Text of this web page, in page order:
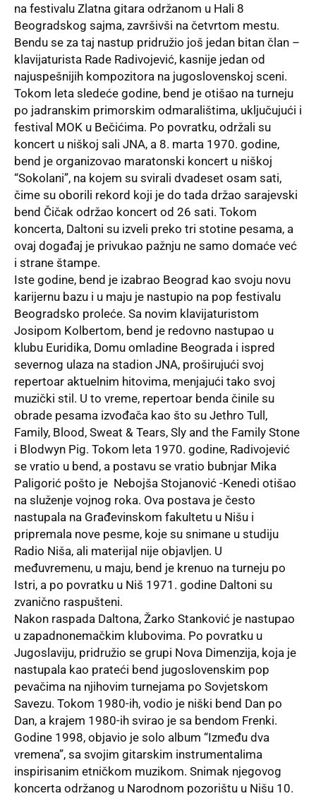
na festivalu Zlatna gitara održanom u Hali 8
Beogradskog sajma, završivši na četvrtom mestu.
Bendu se za taj nastup pridružio još jedan bitan član –
klavijaturista Rade Radivojević, kasnije jedan od
najuspešnijih kompozitora na jugoslovenskoj sceni.
Tokom leta sledeće godine, bend je otišao na turneju
po jadranskim primorskim odmaralištima, uključujući i
festival MOK u Bečićima. Po povratku, održali su
koncert u niškoj sali JNA, a 8. marta 1970. godine,
bend je organizovao maratonski koncert u niškoj
“Sokolani”, na kojem su svirali dvadeset osam sati,
čime su oborili rekord koji je do tada držao sarajevski
bend Čičak održao koncert od 26 sati. Tokom
koncerta, Daltoni su izveli preko tri stotine pesama, a
ovaj događaj je privukao pažnju ne samo domaće već
i strane štampe.
Iste godine, bend je izabrao Beograd kao svoju novu
karijernu bazu i u maju je nastupio na pop festivalu
Beogradsko proleće. Sa novim klavijaturistom
Josipom Kolbertom, bend je redovno nastupao u
klubu Euridika, Domu omladine Beograda i ispred
severnog ulaza na stadion JNA, proširujući svoj
repertoar aktuelnim hitovima, menjajući tako svoj
muzički stil. U to vreme, repertoar benda činile su
obrade pesama izvođača kao što su Jethro Tull,
Family, Blood, Sweat & Tears, Sly and the Family Stone
i Blodwyn Pig. Tokom leta 1970. godine, Radivojević
se vratio u bend, a postavu se vratio bubnjar Mika
Paligorić pošto je Nebojša Stojanović -Kenedi otišao
na služenje vojnog roka. Ova postava je često
nastupala na Građevinskom fakultetu u Nišu i
pripremala nove pesme, koje su snimane u studiju
Radio Niša, ali materijal nije objavljen. U
međuvremenu, u maju, bend je krenuo na turneju po
Istri, a po povratku u Niš 1971. godine Daltoni su
zvanično raspušteni.
Nakon raspada Daltona, Žarko Stanković je nastupao
u zapadnonemačkim klubovima. Po povratku u
Jugoslaviju, pridružio se grupi Nova Dimenzija, koja je
nastupala kao prateći bend jugoslovenskim pop
pevačima na njihovim turnejama po Sovjetskom
Savezu. Tokom 1980-ih, vodio je niški bend Dan po
Dan, a krajem 1980-ih svirao je sa bendom Frenki.
Godine 1998, objavio je solo album “Između dva
vremena”, sa svojim gitarskim instrumentalima
inspirisanim etničkom muzikom. Snimak njegovog
koncerta održanog u Narodnom pozorištu u Nišu 10.